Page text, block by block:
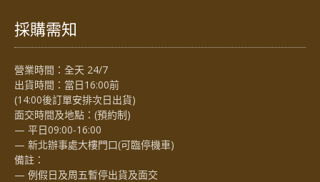
採購需知
營業時間：全天 24/7
出貨時間：當日16:00前
(14:00後訂單安排次日出貨)
面交時間及地點：(預約制)
— 平日09:00-16:00
— 新北辦事處大樓門口(可臨停機車)
備註：
— 例假日及周五暫停出貨及面交